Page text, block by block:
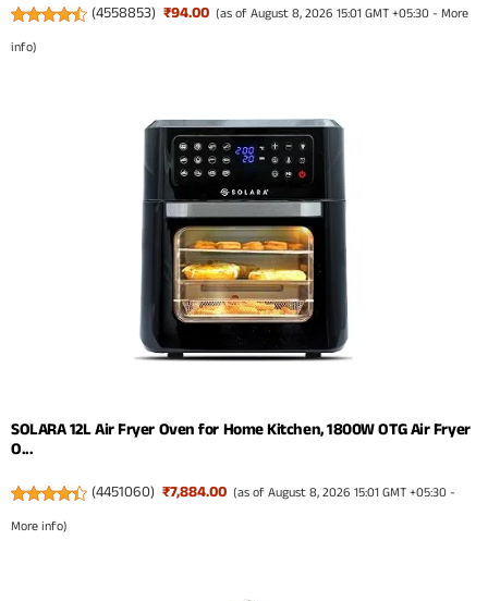
(4558853) ₹94.00 (as of August 8, 2026 15:01 GMT +05:30 -More
info)
SOLARA 12L Air Fryer Oven for Home Kitchen, 1800W OTG Air Fryer
O...
(4451060) ₹7,884.00 (as of August 8, 2026 15:01 GMT +05:30 -
More info)